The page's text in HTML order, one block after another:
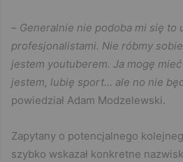
– Generalnie nie podoba mi się to
profesjonalistami. Nie róbmy
jestem youtuberem. Ja mogę
jestem, lubię sport… ale no nie
powiedział Adam Modzelewski.
Zapytany o potencjalnego
szybko wskazał konkretne